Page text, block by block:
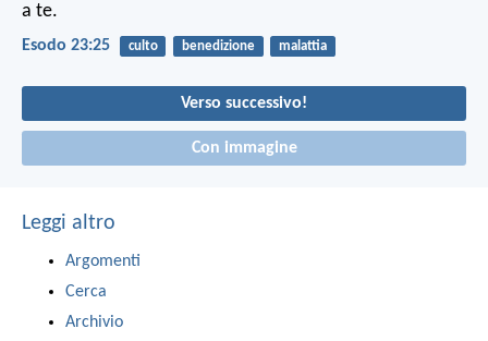
a te.
Esodo 23:25 culto benedizione malattia
Verso successivo!
Con immagine
Leggi altro
Argomenti
Cerca
Archivio